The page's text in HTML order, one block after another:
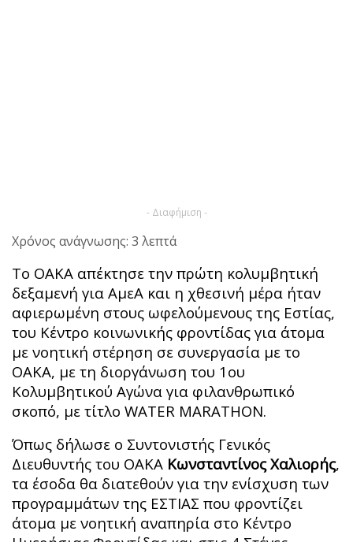
- Διαφήμιση -
Χρόνος ανάγνωσης: 3 λεπτά
Το ΟΑΚΑ απέκτησε την πρώτη κολυμβητική
δεξαμενή για ΑμεΑ και η χθεσινή μέρα ήταν
αφιερωμένη στους ωφελούμενους της Εστίας,
του Κέντρο κοινωνικής φροντίδας για άτομα
με νοητική στέρηση σε συνεργασία με το
OAKA, με τη διοργάνωση του 1ου
Κολυμβητικού Αγώνα για φιλανθρωπικό
σκοπό, με τίτλο WATER MARATHON.
Όπως δήλωσε ο Συντονιστής Γενικός
Διευθυντής του ΟΑΚΑ Κωνσταντίνος Χαλιορής,
τα έσοδα θα διατεθούν για την ενίσχυση των
προγραμμάτων της ΕΣΤΙΑΣ που φροντίζει
άτομα με νοητική αναπηρία στο Κέντρο